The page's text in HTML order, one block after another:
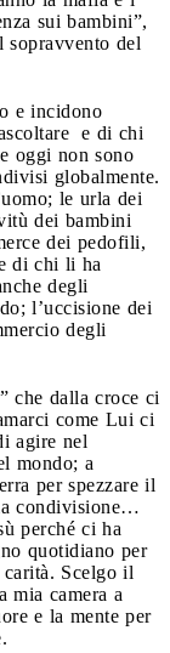
sui bambini”,
del
e incidono
e di chi
oggi non sono
globalmente.
le urla dei
dei bambini
dei pedofili,
di chi li ha
degli
l’uccisione dei
degli
che dalla croce ci
come Lui ci
agire nel
mondo; a
per spezzare il
condivisione…
perché ci ha
quotidiano per
Scelgo il
camera a
e la mente per